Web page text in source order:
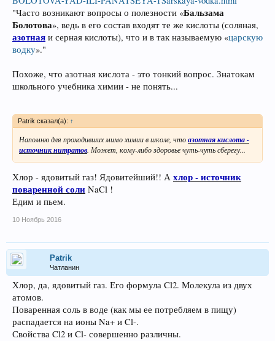
"Часто возникают вопросы о полезности «Бальзама
Болотова», ведь в его состав входят те же кислоты (соляная,
азотная и серная кислоты), что и в так называемую «царскую
водку»."
Похоже, что азотная кислота - это тонкий вопрос. Знатокам
школьного учебника химии - не понять...
Patrik сказал(а): ↑
Напомню для проходивших мимо химии в школе, чтоазотная кислота -
источник нитратов. Может, кому-либо здоровье чуть-чуть сберегу...
Хлор - ядовитый газ! Ядовитейший!! А хлор - источник
поваренной соли NaCl !
Едим и пьем.
10 Ноябрь 2016
Patrik
Чатланин
Хлор, да, ядовитый газ. Его формула Cl2. Молекула из двух
атомов.
Поваренная соль в воде (как мы ее потребляем в пищу)
распадается на ионы Na+ и Cl-.
Свойства Cl2 и Cl- совершенно различны.